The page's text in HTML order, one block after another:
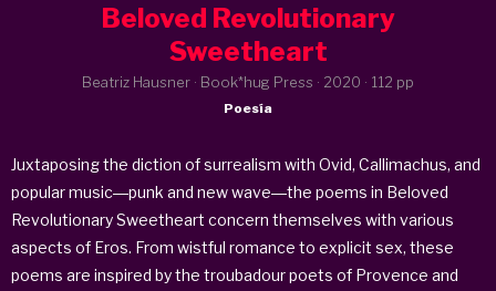
Beloved Revolutionary
Sweetheart
Beatriz Hausner · Book*hug Press · 2020 · 112 pp
Poesía
Juxtaposing the diction of surrealism with Ovid, Callimachus, and
popular music―punk and new wave―the poems in Beloved
Revolutionary Sweetheart concern themselves with various
aspects of Eros. From wistful romance to explicit sex, these
poems are inspired by the troubadour poets of Provence and